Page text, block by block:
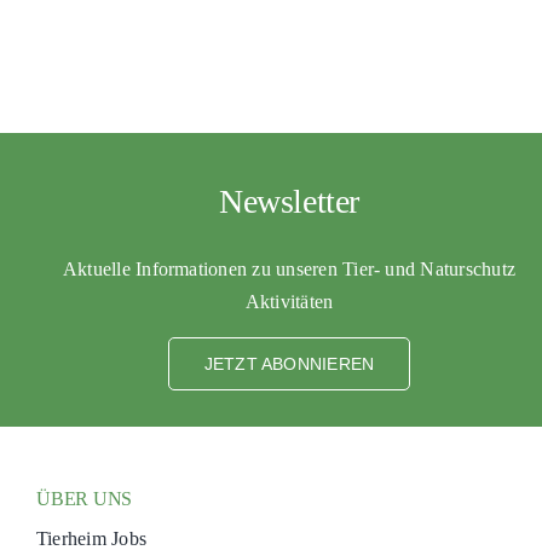
Newsletter
Aktuelle Informationen zu unseren Tier- und Naturschutz
Aktivitäten
JETZT ABONNIEREN
ÜBER UNS
Tierheim Jobs